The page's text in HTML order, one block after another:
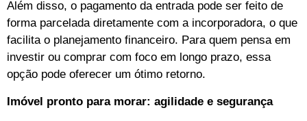
Além disso, o pagamento da entrada pode ser feito de
forma parcelada diretamente com a incorporadora, o que
facilita o planejamento financeiro. Para quem pensa em
investir ou comprar com foco em longo prazo, essa
opção pode oferecer um ótimo retorno.
Imóvel pronto para morar: agilidade e segurança